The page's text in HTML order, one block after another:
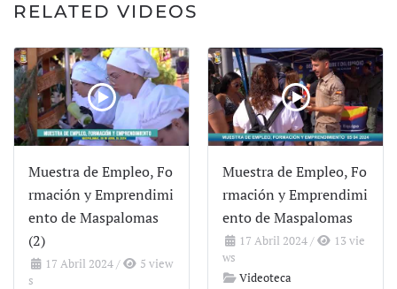
RELATED VIDEOS
Muestra de Empleo, Fo
rmación y Emprendimi
ento de Maspalomas
(2)
17 Abril 2024/
5 view
s
Muestra de Empleo, Fo
rmación y Emprendimi
ento de Maspalomas
17 Abril 2024/
13 vie
ws
Videoteca